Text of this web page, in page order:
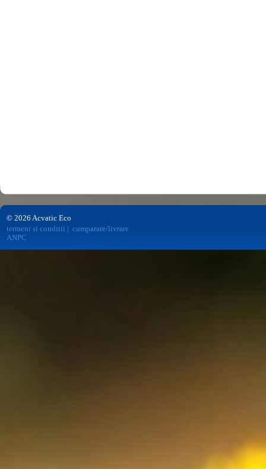
© 2026 Acvatic Eco
termeni si conditii
cumparare/livrare
ANPC